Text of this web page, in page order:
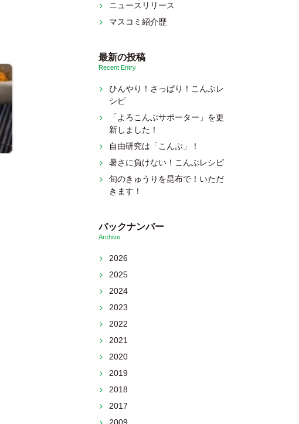
ニュースリリース
マスコミ紹介歴
最新の投稿
Recent Entry
ひんやり！さっぱり！こんぶレ
シピ
「よろこんぶサポーター」を更
新しました！
自由研究は「こんぶ」！
暑さに負けない！こんぶレシピ
旬のきゅうりを昆布で！いただ
きます！
バックナンバー
Archive
2026
2025
2024
2023
2022
2021
2020
2019
2018
2017